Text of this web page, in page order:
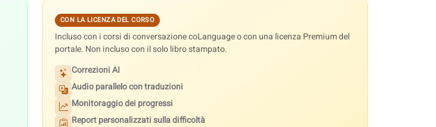
CON LA LICENZA DEL CORSO
Incluso con i corsi di conversazione coLanguage o con una licenza Premium del
portale. Non incluso con il solo libro stampato.
Correzioni AI
Audio parallelo con traduzioni
Monitoraggio dei progressi
Report personalizzati sulla difficoltà